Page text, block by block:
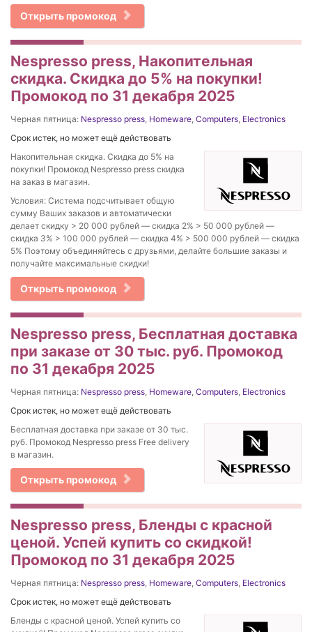
Открыть промокод
Nespresso press, Накопительная
скидка. Скидка до 5% на покупки!
Промокод по 31 декабря 2025
Черная пятница: Nespresso press Homeware Computers Electronics
Срок истек, но может ещё действовать
Накопительная скидка. Скидка до 5% на
покупки! Промокод Nespresso press скидка
на заказ в магазин.
Условия: Система подсчитывает общую
сумму Ваших заказов и автоматически
делает скидку > 20 000 рублей — скидка 2% > 50 000 рублей —
скидка 3% > 100 000 рублей — скидка 4% > 500 000 рублей — скидка
5% Поэтому объединяйтесь с друзьями, делайте большие заказы и
получайте максимальные скидки!
Открыть промокод
Nespresso press, Бесплатная доставка
при заказе от 30 тыс. руб. Промокод
по 31 декабря 2025
Черная пятница: Nespresso press Homeware Computers Electronics
Срок истек, но может ещё действовать
Бесплатная доставка при заказе от 30 тыс.
руб. Промокод Nespresso press Free delivery
в магазин.
Открыть промокод
Nespresso press, Бленды с красной
ценой. Успей купить со скидкой!
Промокод по 31 декабря 2025
Черная пятница: Nespresso press Homeware Computers Electronics
Срок истек, но может ещё действовать
Бленды с красной ценой. Успей купить со